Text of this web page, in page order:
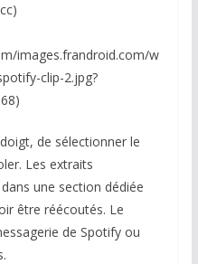
images.frandroid.com/w
clip-2.jpg?
de sélectionner le
Les extraits
une section dédiée
être réécoutés. Le
de Spotify ou